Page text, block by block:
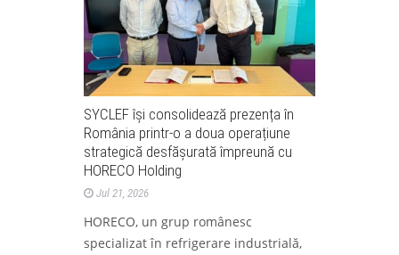
SYCLEF își consolidează prezența în
România printr-o a doua operațiune
strategică desfășurată împreună cu
HORECO Holding
Jul 21, 2026
HORECO, un grup românesc
specializat în refrigerare industrială,